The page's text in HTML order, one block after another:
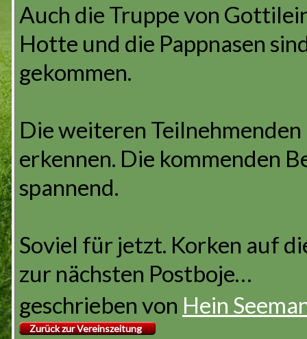
Auch die Truppe von
Hotte und die Pappnasen
gekommen.
Die weiteren
erkennen. Die kommenden
spannend.
Soviel für jetzt. Korken auf
zur nächsten Postboje…
geschrieben von Hein
Zurück zur Vereinszeitung